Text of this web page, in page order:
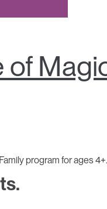
program for ages